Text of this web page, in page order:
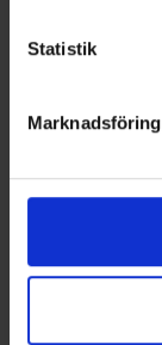
Statistik
Marknadsföring
Miesten T-paita
High Mountain
Alk.32 €